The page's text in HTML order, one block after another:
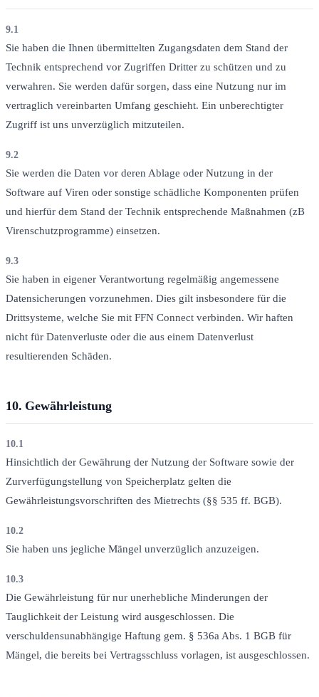
9.1
Sie haben die Ihnen übermittelten Zugangsdaten dem Stand der
Technik entsprechend vor Zugriffen Dritter zu schützen und zu
verwahren. Sie werden dafür sorgen, dass eine Nutzung nur im
vertraglich vereinbarten Umfang geschieht. Ein unberechtigter
Zugriff ist uns unverzüglich mitzuteilen.
9.2
Sie werden die Daten vor deren Ablage oder Nutzung in der
Software auf Viren oder sonstige schädliche Komponenten prüfen
und hierfür dem Stand der Technik entsprechende Maßnahmen (zB
Virenschutzprogramme) einsetzen.
9.3
Sie haben in eigener Verantwortung regelmäßig angemessene
Datensicherungen vorzunehmen. Dies gilt insbesondere für die
Drittsysteme, welche Sie mit FFN Connect verbinden. Wir haften
nicht für Datenverluste oder die aus einem Datenverlust
resultierenden Schäden.
10. Gewährleistung
10.1
Hinsichtlich der Gewährung der Nutzung der Software sowie der
Zurverfügungstellung von Speicherplatz gelten die
Gewährleistungsvorschriften des Mietrechts (§§ 535 ff. BGB).
10.2
Sie haben uns jegliche Mängel unverzüglich anzuzeigen.
10.3
Die Gewährleistung für nur unerhebliche Minderungen der
Tauglichkeit der Leistung wird ausgeschlossen. Die
verschuldensunabhängige Haftung gem. § 536a Abs. 1 BGB für
Mängel, die bereits bei Vertragsschluss vorlagen, ist ausgeschlossen.